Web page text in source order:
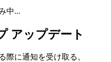
中...
アップデート
際に通知を受け取る。